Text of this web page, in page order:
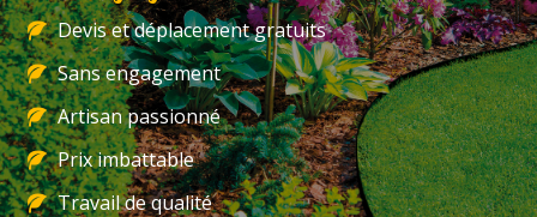
Devis et déplacement gratuits
Sans engagement
Artisan passionné
Prix imbattable
Travail de qualité